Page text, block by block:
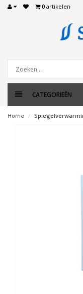
0 artikelen
CATEGORIEËN
Home